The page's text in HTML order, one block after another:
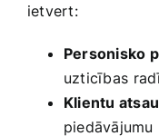
ietvert:
Personisko
uzticības
Klientu
piedāvājumu